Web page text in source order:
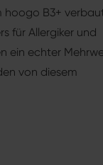
hoogo B3+
für Allergiker und
ein echter
von diesem